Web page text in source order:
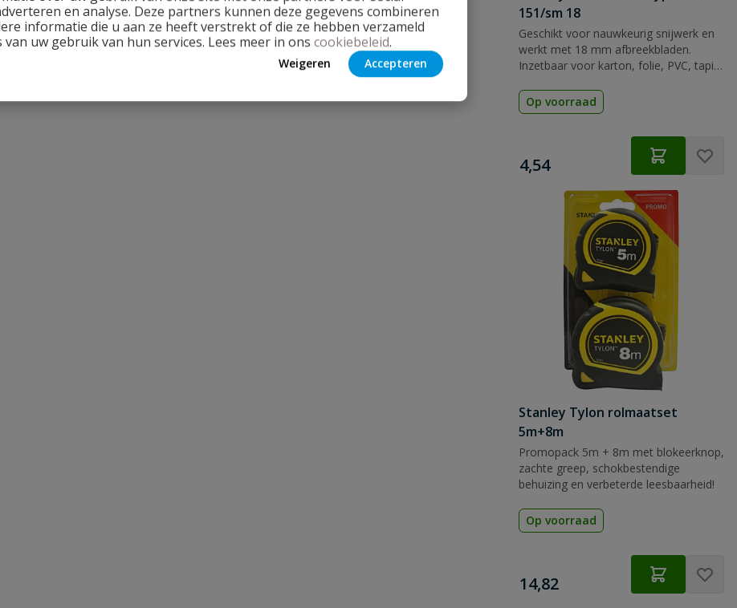
en analyse. Deze partners kunnen deze gegevens combineren
informatie die u aan ze heeft verstrekt of die ze hebben verzameld
van uw gebruik van hun services. Lees meer in ons cookiebeleid.
Weigeren Accepteren
151/sm 18
Geschikt voor nauwkeurig snijwerk en
werkt met 18 mm afbreekbladen.
Inzetbaar voor karton, folie, PVC, tapijt
Op voorraad
€
4,54
Stanley Tylon rolmaatset
5m+8m
Promopack 5m + 8m met blokeerknop,
zachte greep, schokbestendige
behuizing en verbeterde leesbaarheid!
Op voorraad
€
14,82